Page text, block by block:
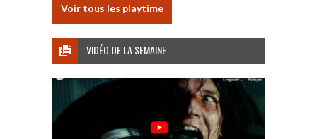
Voir tous les playtime
VIDÉO DE LA SEMAINE